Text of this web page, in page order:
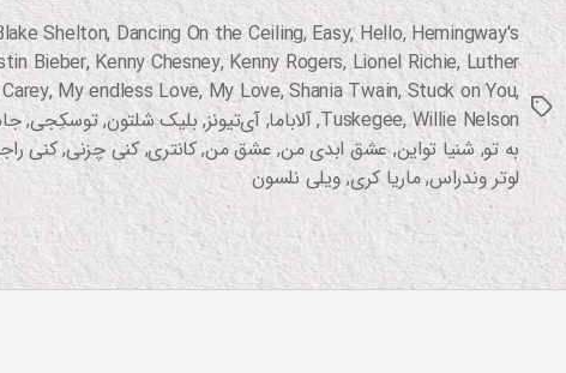
برچسب‌ها
Shelton, Dancing On the Ceiling, Easy,Hello, Hemingway's
Bieber, Kenny Chesney,Kenny Rogers, Lionel Richie, Luther
, My endless Love, My Love,Shania Twain,Stuck on You,
Tuskegee,Willie Nelson
,آلاباما,آی‌تیونز, بلیک شلتون,توسکِجی,
به تو,شنیا تواین,عشق ابدی من,عشق من,کانتری,کنی چزنی,کنی
لوتر وندراس,ماریا کری,ویلی نلسون